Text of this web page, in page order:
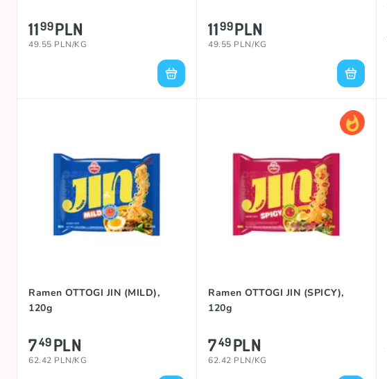
1199PLN
49.55 PLN/KG
1199PLN
49.55 PLN/KG
Ramen OTTOGI JIN (MILD),
120g
749PLN
62.42 PLN/KG
Ramen OTTOGI JIN (SPICY),
120g
749PLN
62.42 PLN/KG